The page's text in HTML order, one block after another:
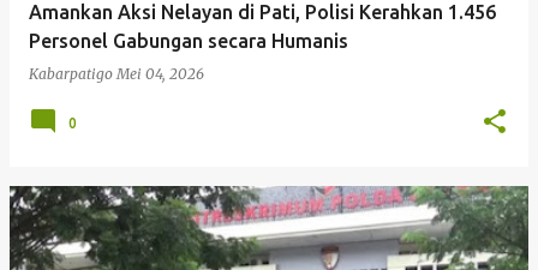
Amankan Aksi Nelayan di Pati, Polisi Kerahkan 1.456
Personel Gabungan secara Humanis
Kabarpatigo Mei 04, 2026
0